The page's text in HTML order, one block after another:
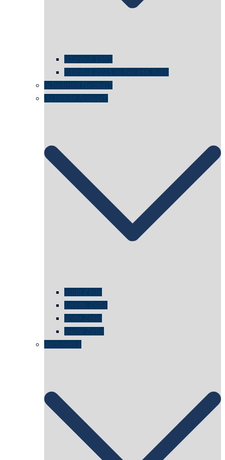
istanbul 1995
Istanbul 2015 in der IHK Köln
schwimmt Neptun?
„schnelle Antwort“
erste Zelle
zweite Zelle
dritte Zelle
vierte Zelle
architektur